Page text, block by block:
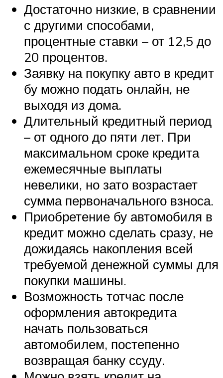
Достаточно низкие, в сравнении
с другими способами,
процентные ставки – от 12,5 до
20 процентов.
Заявку на покупку авто в кредит
бу можно подать онлайн, не
выходя из дома.
Длительный кредитный период
– от одного до пяти лет. При
максимальном сроке кредита
ежемесячные выплаты
невелики, но зато возрастает
сумма первоначального взноса.
Приобретение бу автомобиля в
кредит можно сделать сразу, не
дожидаясь накопления всей
требуемой денежной суммы для
покупки машины.
Возможность тотчас после
оформления автокредита
начать пользоваться
автомобилем, постепенно
возвращая банку ссуду.